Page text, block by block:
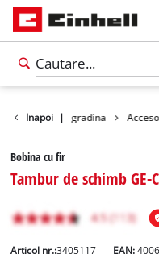
Inapoi |
Accesorii gradina
Bobina cu fir
Tambur de schimb GE-
Articol nr.:3405117 EAN: